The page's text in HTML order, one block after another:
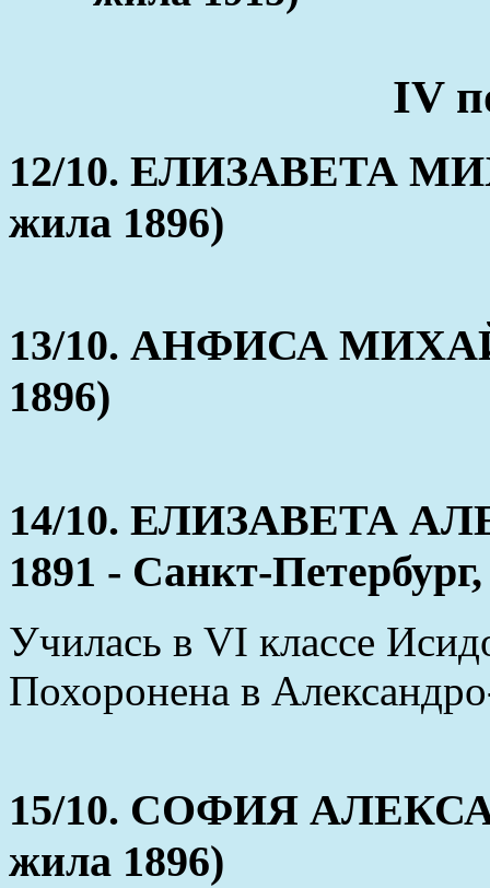
IV
12/10. ЕЛИЗАВЕТА
жила 1896)
13/10. АНФИСА
1896)
14/10. ЕЛИЗАВЕТА
1891 - Санкт-
Училась в VI классе
Похоронена в
15/10. СОФИЯ
жила 1896)